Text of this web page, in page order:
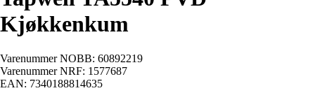
Kjøkkenkum
Varenummer NOBB: 60892219
Varenummer NRF: 1577687
EAN: 7340188814635